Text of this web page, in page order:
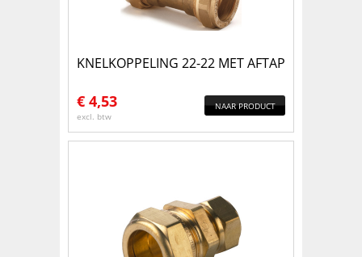
KNELKOPPELING 22-22 MET AFTAP
€ 4,53
excl. btw
NAAR PRODUCT